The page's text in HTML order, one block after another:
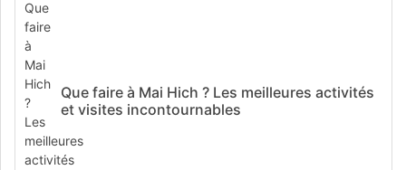
Que faire à Mai Hich ? Les meilleures activités
et visites incontournables